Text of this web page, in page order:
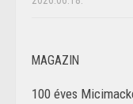
MAGAZIN
100 éves